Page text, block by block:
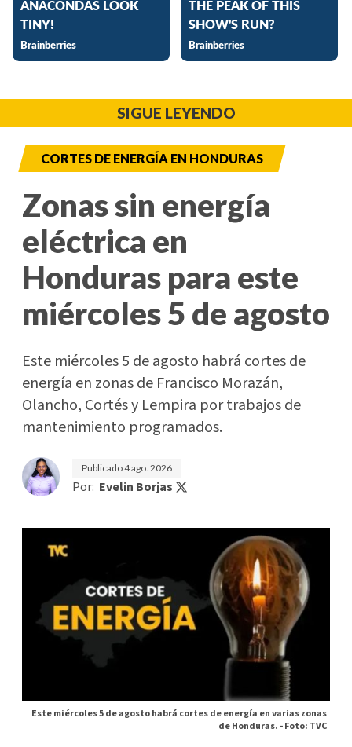
SIGUE LEYENDO
CORTES DE ENERGÍA EN HONDURAS
Zonas sin energía
eléctrica en
Honduras para este
miércoles 5 de agosto
Este miércoles 5 de agosto habrá cortes de
energía en zonas de Francisco Morazán,
Olancho, Cortés y Lempira por trabajos de
mantenimiento programados.
Publicado4 ago. 2026
Por: Evelin Borjas
Este miércoles 5 de agosto habrá cortes de energía en varias zonas
de Honduras. -Foto: TVC